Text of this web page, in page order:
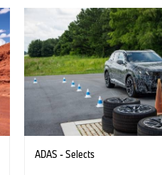
ADAS - Selects